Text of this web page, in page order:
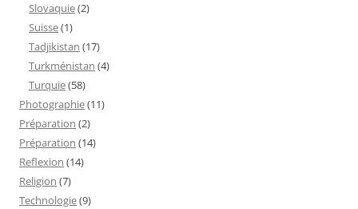
Slovaquie(2)
Suisse(1)
Tadjikistan (17)
Turkménistan (4)
Turquie(58)
Photographie(11)
Préparation (2)
Préparation (14)
Reflexion (14)
Religion (7)
Technologie(9)